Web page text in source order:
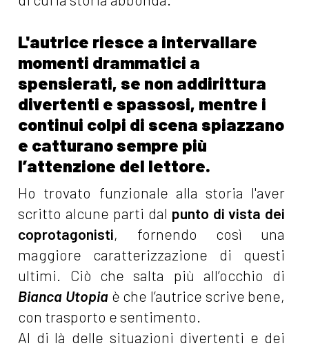
L'autrice riesce a intervallare
momenti drammatici a
spensierati, se non addirittura
divertenti e spassosi, mentre i
continui colpi di scena spiazzano
e catturano sempre più
l’attenzione del lettore.
Ho trovato funzionale alla storia l'aver
scritto alcune parti dal punto di vista dei
coprotagonisti, fornendo così una
maggiore caratterizzazione di questi
ultimi. Ciò che salta più all’occhio di
Bianca Utopiaè che l’autrice scrive bene,
con trasporto e sentimento.
Al di là delle situazioni divertenti e dei